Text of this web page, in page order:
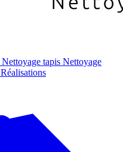
Nettoyage tapis Nettoyage
Réalisations